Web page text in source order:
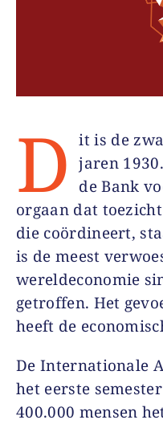
D it is de
jaren
de Bank
orgaan dat
die coördineert,
is de meest
wereldeconomie
getroffen. Het
heeft de
De Internationale
het eerste
400.000 mensen